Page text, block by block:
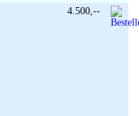
4.500,--